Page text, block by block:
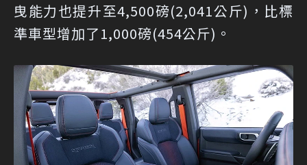
曳能力也提升至4,500磅(2,041公斤)，比標
準車型增加了1,000磅(454公斤)。